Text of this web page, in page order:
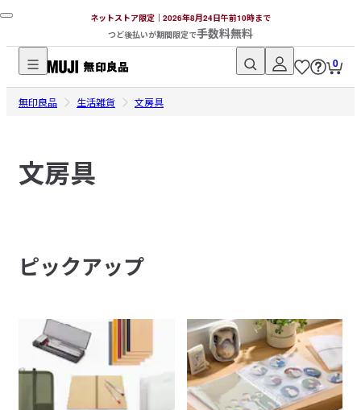
ネットストア限定｜2026年8月24日午前10時まで
つど後払いが期間限定で手数料無料
無
印
ネ
ッ
ア
0
無印良品 生活雑貨 文房具
文房具
ピックアップ